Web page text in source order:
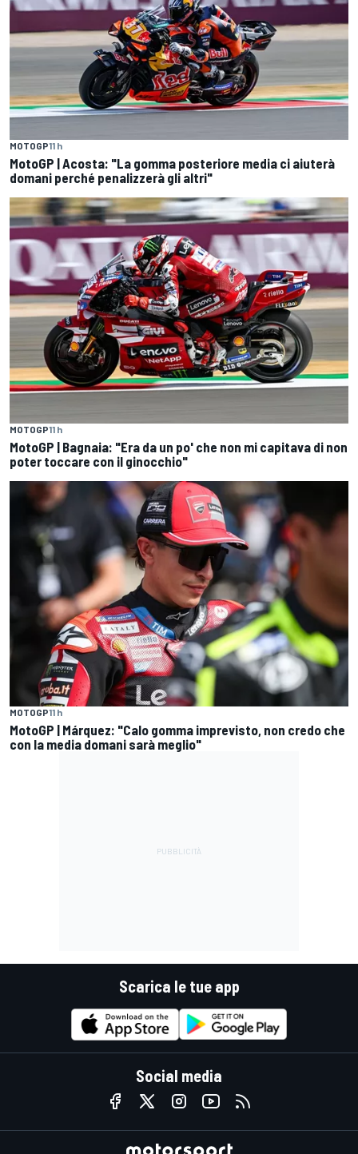
MOTOGP11 h
MotoGP | Acosta: "La gomma posteriore media ci aiuterà
domani perché penalizzerà gli altri"
MOTOGP11 h
MotoGP | Bagnaia: "Era da un po' che non mi capitava di non
poter toccare con il ginocchio"
MOTOGP11 h
MotoGP | Márquez: "Calo gomma imprevisto, non credo che
con la media domani sarà meglio"
Scarica le tue app
Social media